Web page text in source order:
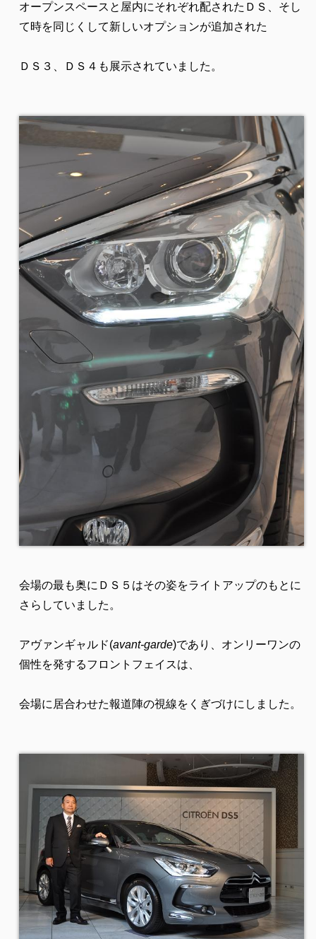
オープンスペースと屋内にそれぞれ配されたＤＳ、そし
て時を同じくして新しいオプションが追加された
ＤＳ３、ＤＳ４も展示されていました。
会場の最も奥にＤＳ５はその姿をライトアップのもとに
さらしていました。
アヴァンギャルド(avant-garde)であり、オンリーワンの
個性を発するフロントフェイスは、
会場に居合わせた報道陣の視線をくぎづけにしました。